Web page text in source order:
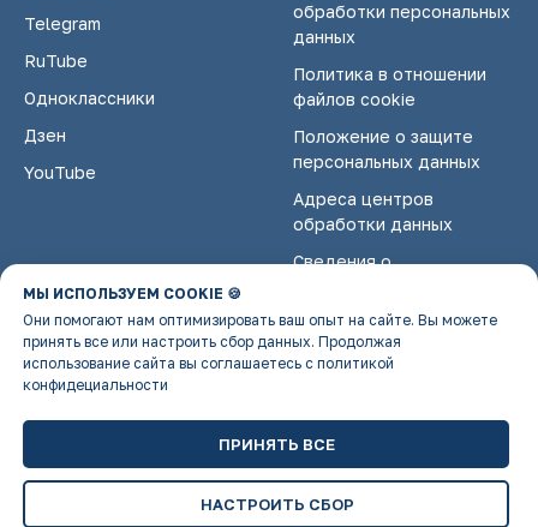
Telegram
RuTube
Одноклассники
Дзен
YouTube
обработки персональных
данных
Политика в отношении
файлов cookie
Положение о защите
персональных данных
Адреса центров
обработки данных
Сведения о
организации
МЫ ИСПОЛЬЗУЕМ COOKIE 🍪
Они помогают нам оптимизировать ваш опыт на сайте. Вы можете
принять все или настроить сбор данных. Продолжая
использование сайта вы соглашаетесь с политикой
конфидециальности
ПРИНЯТЬ ВСЕ
НАСТРОИТЬ СБОР
Made on Tilda